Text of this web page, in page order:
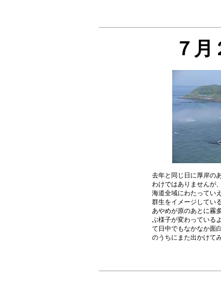
７
去年と同じ日に厚岸の
わけではありませんが
海道全域にわたってい
群生をイメージしてい
あやめが原のあとに霧
ぶ様子が変わっている
て日中でもなかなか面